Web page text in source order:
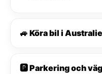
🚙 Köra bil i
🅿️ Parkering och